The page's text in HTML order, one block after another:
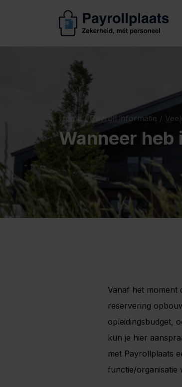
Home / Payroll informatie /
Wanneer
Vanaf het moment
reservering
opleidingsbudget,
kun je hier
met Payrollplaats
functie/organisatie